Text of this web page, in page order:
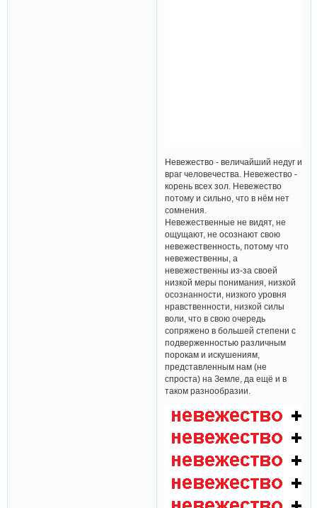
Невежество - величайший недуг и
враг человечества. Невежество -
корень всех зол. Невежество
потому и сильно, что в нём нет
сомнения.
Невежественные не видят, не
ощущают, не осознают свою
невежественность, потому что
невежественны, а
невежественны из-за своей
низкой меры понимания, низкой
осознанности, низкого уровня
нравственности, низкой силы
воли, что в свою очередь
сопряжено в большей степени с
подверженностью различным
порокам и искушениям,
представленным нам (не
спроста) на Земле, да ещё и в
таком разнообразии.